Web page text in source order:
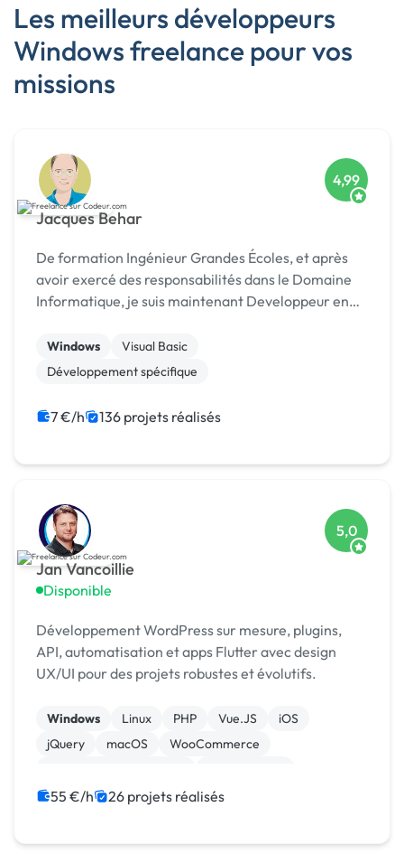
Les meilleurs développeurs
Windows freelance pour vos
missions
Jacques Behar
4,99
De formation Ingénieur Grandes Écoles, et après
avoir exercé des responsabilités dans le Domaine
Informatique, je suis maintenant Developpeur en
Télétravail. Je travaille exclusivement sur les outils
...
Windows
Visual Basic
Développement spécifique
7 €/h 136 projets réalisés
Jan Vancoillie
Disponible
5,0
Développement WordPress sur mesure, plugins,
API, automatisation et apps Flutter avec design
UX/UI pour des projets robustes et évolutifs.
Windows Linux PHP Vue.JS
iOS
jQuery
macOS
WooCommerce
55 €/h 26 projets réalisés